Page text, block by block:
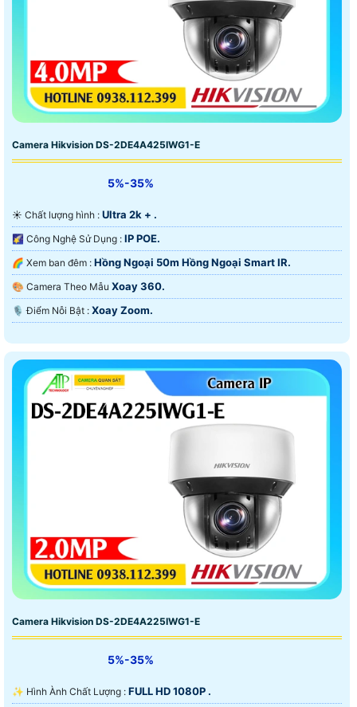
Camera Hikvision DS-2DE4A425IWG1-E
5%-35%
☀️ Chất lượng hình : Ultra 2k + .
🌠 Công Nghệ Sử Dụng : IP POE.
🌈 Xem ban đêm : Hồng Ngoại 50m Hồng Ngoại Smart IR.
🎨 Camera Theo Mẫu Xoay 360.
️🎙 Điểm Nỗi Bật : Xoay Zoom.
Camera Hikvision DS-2DE4A225IWG1-E
5%-35%
✨ Hình Ành Chất Lượng : FULL HD 1080P .